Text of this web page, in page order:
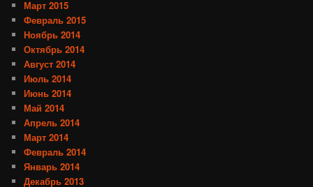
Март 2015
Февраль 2015
Ноябрь 2014
Октябрь 2014
Август 2014
Июль 2014
Июнь 2014
Май 2014
Апрель 2014
Март 2014
Февраль 2014
Январь 2014
Декабрь 2013